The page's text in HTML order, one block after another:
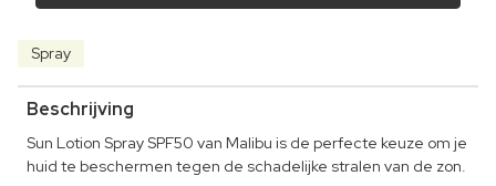
Spray
Beschrijving
Sun Lotion Spray SPF50 van Malibu is de perfecte keuze om je
huid te beschermen tegen de schadelijke stralen van de zon.